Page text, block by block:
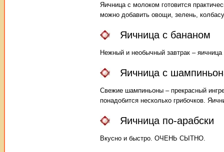
Яичница с молоком готовится
можно добавить овощи, зелень,
Яичница с бананом
Нежный и необычный завтрак –
Яичница с
Свежие шампиньоны – прекрасный
понадобится несколько грибочков.
Яичница по-арабски
Вкусно и быстро. ОЧЕНЬ СЫТНО.